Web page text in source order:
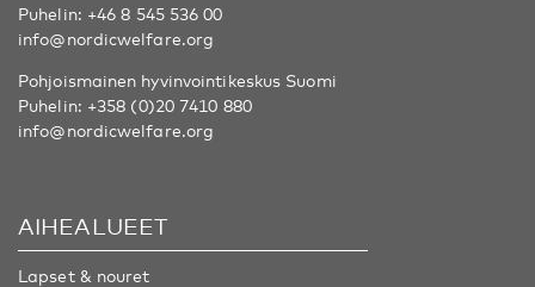
Puhelin: +46 8 545 536 00
info@nordicwelfare.org
Pohjoismainen hyvinvointikeskus Suomi
Puhelin: +358 (0)20 7410 880
info@nordicwelfare.org
AIHEALUEET
Lapset & nouret